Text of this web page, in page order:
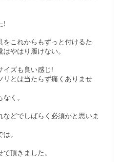
!
をこれからもずっと付けるた
やはり履けない。
イズも良い感じ!
リとは当たらず痛くありませ
く。
どでしばらく必須かと思いま
。
頂きました。